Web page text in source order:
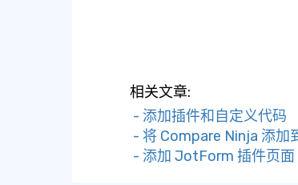
相关文章:
- 添加插件和自定义代码
- 将 Compare Ninja 添加
- 添加 JotForm 插件页面